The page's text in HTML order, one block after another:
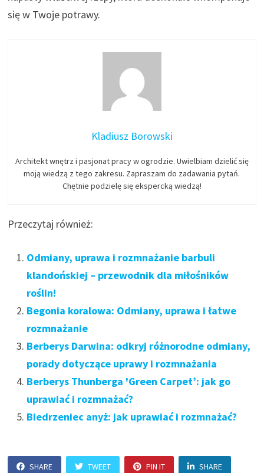
się w Twoje potrawy.
Kladiusz Borowski
Architekt wnętrz i pasjonat pracy w ogrodzie. Uwielbiam dzielić się
moją wiedzą z tego zakresu. Zapraszam do zadawania pytań.
Chętnie podzielę się ekspercką wiedzą!
Przeczytaj również:
Odmiany, uprawa i rozmnażanie barbuli
klandońskiej – przewodnik dla miłośników
roślin!
Begonia koralowa: Odmiany, uprawa i łatwe
rozmnażanie
Berberys Darwina: odkryj różnorodne odmiany,
porady dotyczące uprawy i rozmnażania
Berberys Thunberga 'Green Carpet’: jak go
uprawiać i rozmnażać?
Biedrzeniec anyż: jak uprawiać i rozmnażać?
SHARE TWEET PIN IT SHARE